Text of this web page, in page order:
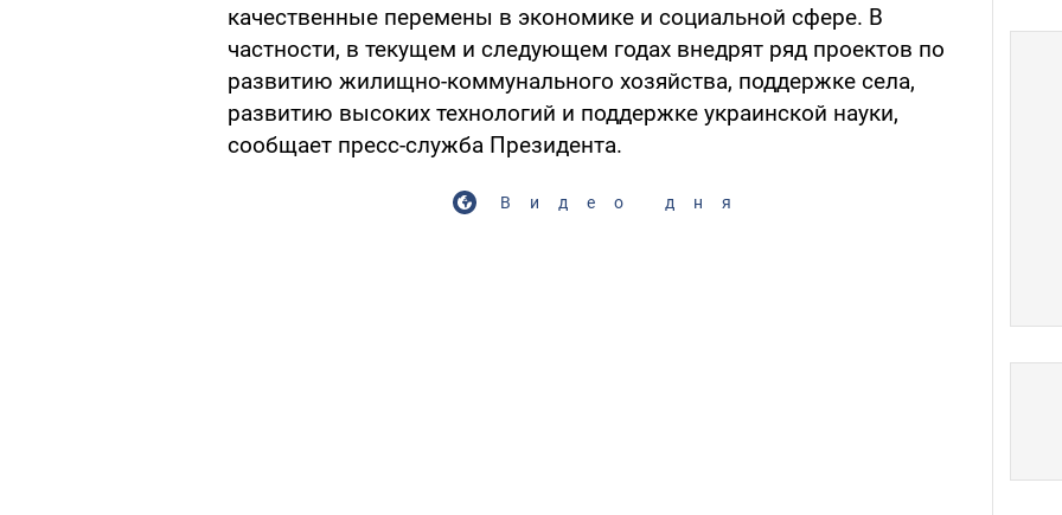
качественные перемены в экономике и социальной сфере. В
частности, в текущем и следующем годах внедрят ряд проектов по
развитию жилищно-коммунального хозяйства, поддержке села,
развитию высоких технологий и поддержке украинской науки,
сообщает пресс-служба Президента.
Видео дня